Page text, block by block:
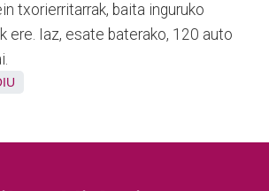
txorierritarrak, baita inguruko
ere. Iaz, esate baterako, 120 auto